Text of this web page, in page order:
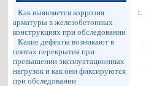
Как выявляется коррозия
арматуры в железобетонных
конструкциях при обследовании
Какие дефекты возникают в
плитах перекрытия при
превышении эксплуатационных
нагрузок и как они фиксируются
при обследовании
1.